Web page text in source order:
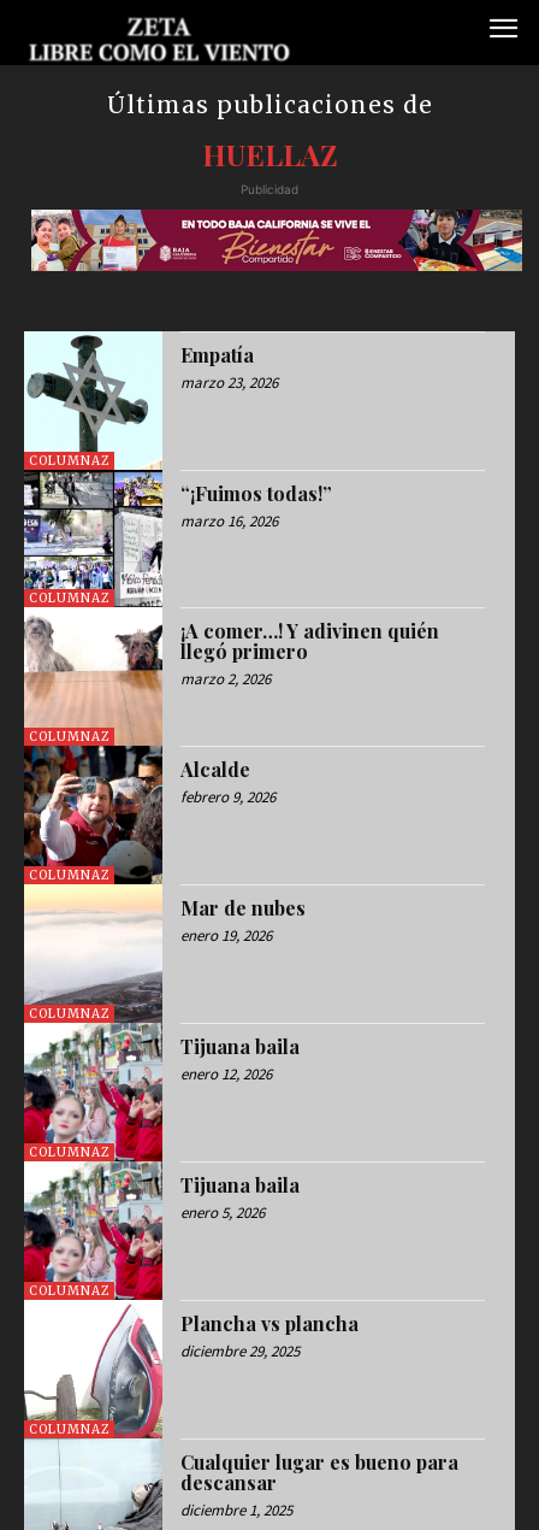
Últimas publicaciones de
HUELLAZ
Publicidad
COLUMNAZ
Empatía
marzo 23, 2026
COLUMNAZ
“¡Fuimos todas!”
marzo 16, 2026
COLUMNAZ
¡A comer…! Y adivinen quién
llegó primero
marzo 2, 2026
COLUMNAZ
Alcalde
febrero 9, 2026
COLUMNAZ
Mar de nubes
enero 19, 2026
COLUMNAZ
Tijuana baila
enero 12, 2026
COLUMNAZ
Tijuana baila
enero 5, 2026
COLUMNAZ
Plancha vs plancha
diciembre 29, 2025
Cualquier lugar es bueno para
descansar
diciembre 1, 2025